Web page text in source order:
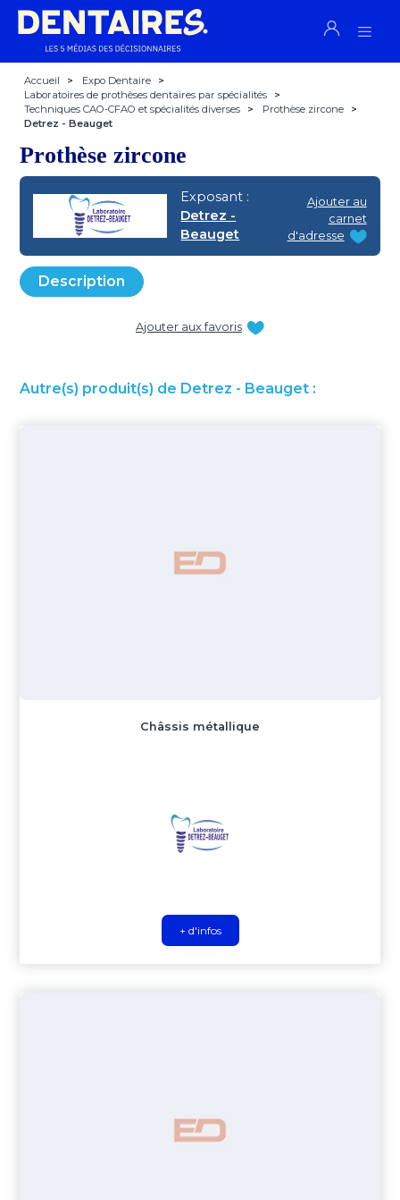
Accueil > Expo Dentaire
>
Laboratoires de prothèses dentaires par spécialités
>
Techniques CAO-CFAO et spécialités diverses
> Prothèse zircone
>
Detrez - Beauget
Prothèse zircone
Exposant :
Detrez -
Beauget
Ajouter au
carnet
d'adresse
Description
Ajouter aux favoris
Autre(s) produit(s) de Detrez - Beauget :
Châssis métallique
+ d'infos